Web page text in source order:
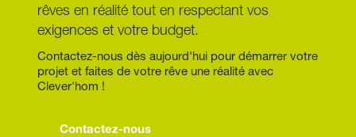
rêves en réalité tout en respectant vos
exigences et votre budget.
Contactez-nous dès aujourd'hui pour démarrer votre
projet et faites de votre rêve une réalité avec
Clever'hom !
Contactez-nous